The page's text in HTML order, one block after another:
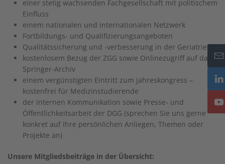
einer stetig wachsenden Fachgesellschaft mit politischem
Einfluss
einem nationalen und internationalen Netzwerk
Fortbildungs- und Qualifizierungsangeboten
Qualitätssicherung und -verbesserung in der Geriatrie
kostenlosem Bezug der ZGG sowie Onlinezugriff auf das
Springer-Archiv
einem vergünstigten Eintritt zum Jahreskongress –
kostenfrei für Medizinstudierende
der internen Kommunikation sowie Presse- und
Öffentlichkeitsarbeit der DGG (sprechen Sie uns gerne
konkret auf Ihre persönlichen Anliegen, Themen oder
Projekte an)
Unsere Mitgliedsbeiträge in der Übersicht: